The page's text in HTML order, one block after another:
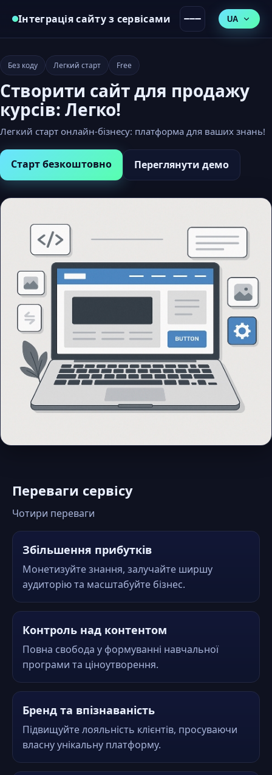
Інтеграція сайту з сервісами UA
Без коду Легкий старт Free
Створити сайт для продажу
курсів: Легко!
Легкий старт онлайн-бізнесу: платформа для ваших знань!
Старт безкоштовно Переглянути демо
Переваги сервісу
Чотири переваги
Збільшення прибутків
Монетизуйте знання, залучайте ширшу
аудиторію та масштабуйте бізнес.
Контроль над контентом
Повна свобода у формуванні навчальної
програми та ціноутворення.
Бренд та впізнаваність
Підвищуйте лояльність клієнтів, просуваючи
власну унікальну платформу.